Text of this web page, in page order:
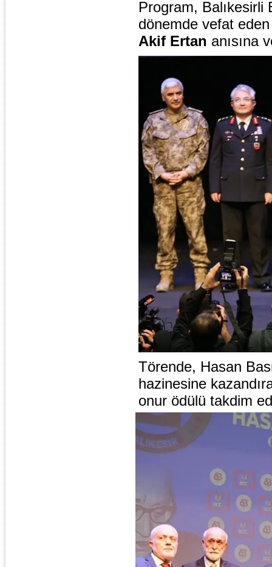
Program, Balıkesirli
dönemde vefat
Akif Ertan anısına
Törende, Hasan
hazinesine
onur ödülü takdim